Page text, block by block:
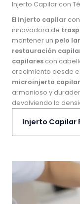
Injerto Capilar con
El injerto capilar
innovadora de
mantener un pelo
restauración
capilares con
crecimiento desde
microinjerto capilar
armonioso y
devolviendo la
Injerto Capilar